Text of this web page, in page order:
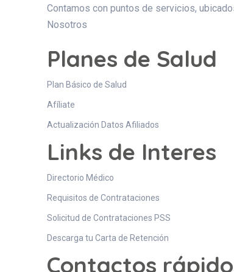
Contamos con puntos de servicios,
Nosotros
Planes de Salud
Plan Básico de Salud
Afíliate
Actualización Datos Afiliados
Links de Interes
Directorio Médico
Requisitos de Contrataciones
Solicitud de Contrataciones PSS
Descarga tu Carta de Retención
Contactos